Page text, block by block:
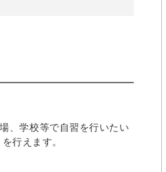
、学校等で自習を行いたい
行えます。